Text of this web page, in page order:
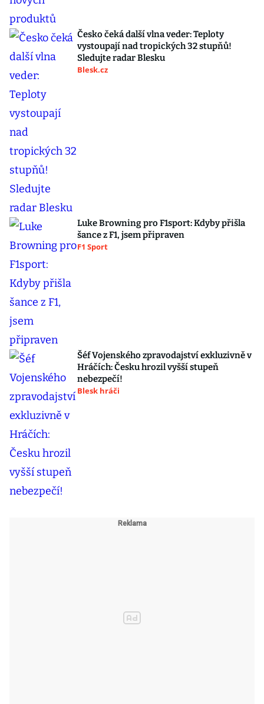
Česko čeká další vlna veder: Teploty
vystoupají nad tropických 32 stupňů!
Sledujte radar Blesku
Blesk.cz
Luke Browning pro F1sport: Kdyby přišla
šance z F1, jsem připraven
F1 Sport
Šéf Vojenského zpravodajství exkluzivně v
Hráčích: Česku hrozil vyšší stupeň
nebezpečí!
Blesk hráči